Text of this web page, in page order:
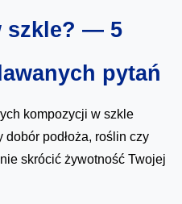
szkle? — 5
pytań
kompozycji w szkle
podłoża, roślin czy
skrócić żywotność Twojej